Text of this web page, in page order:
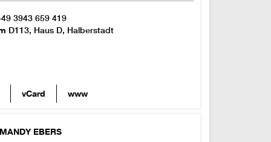
3943 659 419
D113, Haus D, Halberstadt
vCard www
MANDY EBERS